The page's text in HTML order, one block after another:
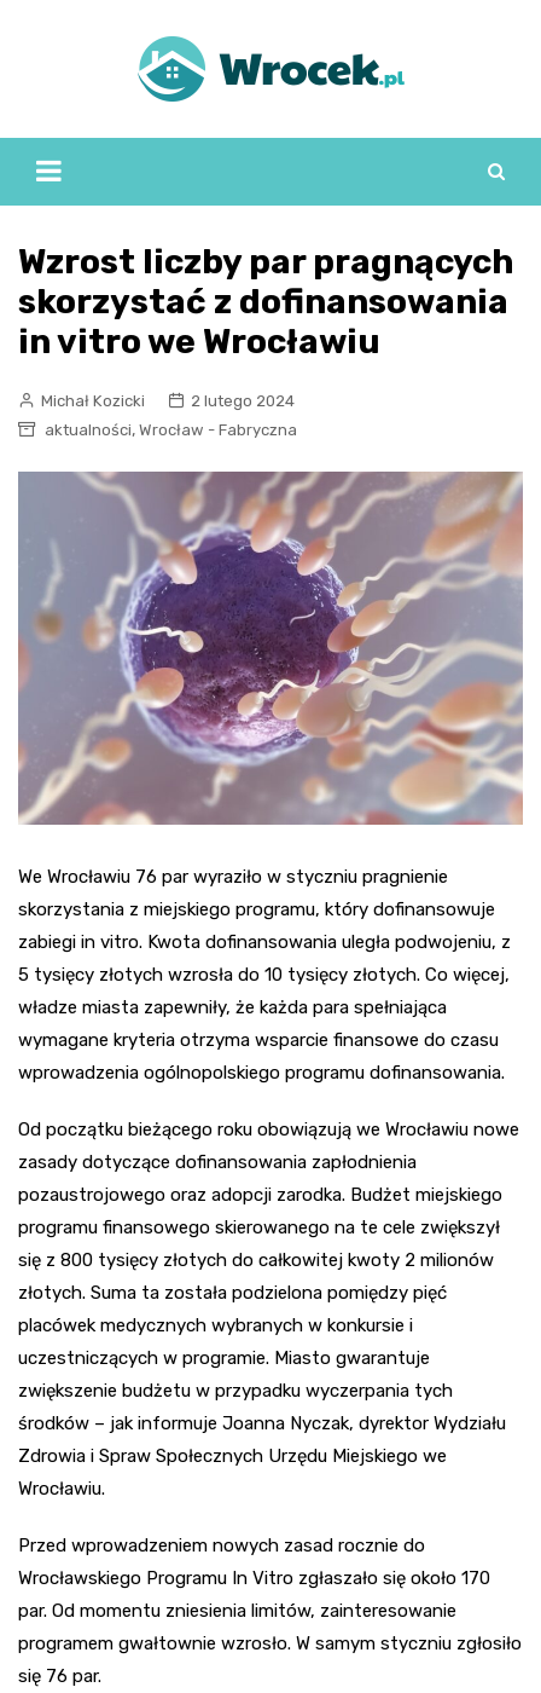
Wzrost liczby par pragnących
skorzystać z dofinansowania
in vitro we Wrocławiu
Michał Kozicki
2 lutego 2024
aktualności, Wrocław - Fabryczna
We Wrocławiu 76 par wyraziło w styczniu pragnienie
skorzystania z miejskiego programu, który dofinansowuje
zabiegi in vitro. Kwota dofinansowania uległa podwojeniu, z
5 tysięcy złotych wzrosła do 10 tysięcy złotych. Co więcej,
władze miasta zapewniły, że każda para spełniająca
wymagane kryteria otrzyma wsparcie finansowe do czasu
wprowadzenia ogólnopolskiego programu dofinansowania.
Od początku bieżącego roku obowiązują we Wrocławiu nowe
zasady dotyczące dofinansowania zapłodnienia
pozaustrojowego oraz adopcji zarodka. Budżet miejskiego
programu finansowego skierowanego na te cele zwiększył
się z 800 tysięcy złotych do całkowitej kwoty 2 milionów
złotych. Suma ta została podzielona pomiędzy pięć
placówek medycznych wybranych w konkursie i
uczestniczących w programie. Miasto gwarantuje
zwiększenie budżetu w przypadku wyczerpania tych
środków – jak informuje Joanna Nyczak, dyrektor Wydziału
Zdrowia i Spraw Społecznych Urzędu Miejskiego we
Wrocławiu.
Przed wprowadzeniem nowych zasad rocznie do
Wrocławskiego Programu In Vitro zgłaszało się około 170
par. Od momentu zniesienia limitów, zainteresowanie
programem gwałtownie wzrosło. W samym styczniu zgłosiło
się 76 par.